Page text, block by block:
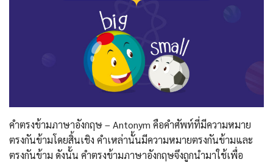
คำตรงข้ามภาษาอังกฤษ – Antonym คือคำศัพท์ที่มีความหมาย
ตรงกันข้ามโดยสิ้นเชิง คำเหล่านั้นมีความหมายตรงกันข้ามและ
ตรงกันข้าม ดังนั้น คำตรงข้ามภาษาอังกฤษจึงถูกนำมาใช้เพื่อ